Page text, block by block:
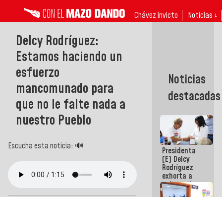
Chávez invicto Noticias ↓
Delcy Rodríguez:
Estamos haciendo un
esfuerzo
mancomunado para
que no le falte nada a
nuestro Pueblo
Escucha esta noticia: 🔊
Noticias
destacadas
Presidenta
(E) Delcy
Rodríguez
exhorta a
gobernadores
y alcaldes a